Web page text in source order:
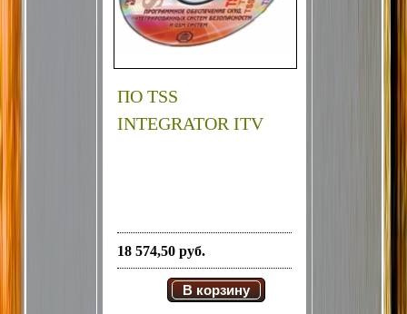
ПО TSS
INTEGRATOR ITV
18 574,50 руб.
В корзину